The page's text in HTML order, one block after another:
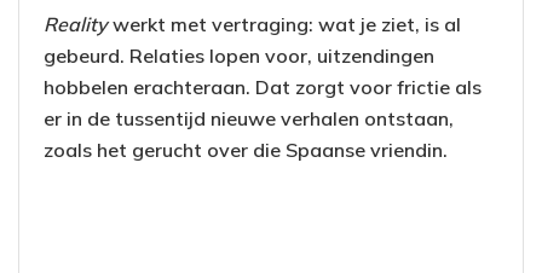
Realitywerkt met vertraging: wat je ziet, is al
gebeurd. Relaties lopen voor, uitzendingen
hobbelen erachteraan. Dat zorgt voor frictie als
er in de tussentijd nieuwe verhalen ontstaan,
zoals het gerucht over die Spaanse vriendin.